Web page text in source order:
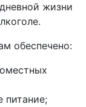
жизни
обеспечено:
питание;